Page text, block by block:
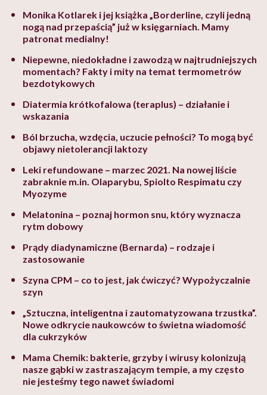
Monika Kotlarek i jej książka „Borderline, czyli jedną
nogą nad przepaścią” już w księgarniach. Mamy
patronat medialny!
Niepewne, niedokładne i zawodzą w najtrudniejszych
momentach? Fakty i mity na temat termometrów
bezdotykowych
Diatermia krótkofalowa (teraplus) – działanie i
wskazania
Ból brzucha, wzdęcia, uczucie pełności? To mogą być
objawy nietolerancji laktozy
Leki refundowane – marzec 2021. Na nowej liście
zabraknie m.in. Olaparybu, Spiolto Respimatu czy
Myozyme
Melatonina – poznaj hormon snu, który wyznacza
rytm dobowy
Prądy diadynamiczne (Bernarda) – rodzaje i
zastosowanie
Szyna CPM – co to jest, jak ćwiczyć? Wypożyczalnie
szyn
„Sztuczna, inteligentna i zautomatyzowana trzustka”.
Nowe odkrycie naukowców to świetna wiadomość
dla cukrzyków
Mama Chemik: bakterie, grzyby i wirusy kolonizują
nasze gąbki w zastraszającym tempie, a my często
nie jesteśmy tego nawet świadomi